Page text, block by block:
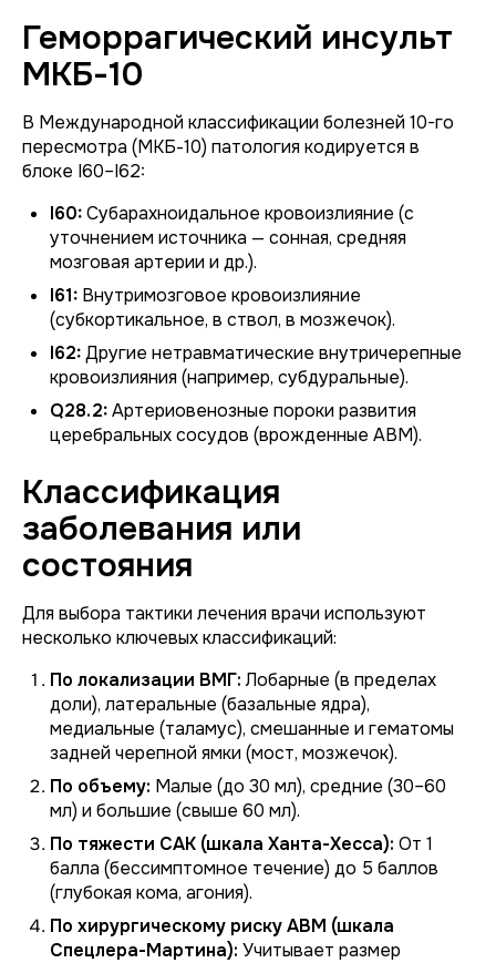
Геморрагический инсульт
МКБ-10
В Международной классификации болезней 10-го
пересмотра (МКБ-10) патология кодируется в
блоке I60–I62:
I60:Субарахноидальное кровоизлияние (с
уточнением источника — сонная, средняя
мозговая артерии и др.).
I61: Внутримозговое кровоизлияние
(субкортикальное, в ствол, в мозжечок).
I62:Другие нетравматические внутричерепные
кровоизлияния (например, субдуральные).
Q28.2:Артериовенозные пороки развития
церебральных сосудов (врожденные АВМ).
Классификация
заболевания или
состояния
Для выбора тактики лечения врачи используют
несколько ключевых классификаций:
По локализации ВМГ:Лобарные (в пределах
доли), латеральные (базальные ядра),
медиальные (таламус), смешанные и гематомы
задней черепной ямки (мост, мозжечок).
По объему: Малые (до 30 мл), средние (30–60
мл) и большие (свыше 60 мл).
По тяжести САК (шкала Ханта-Хесса): От 1
балла (бессимптомное течение) до 5 баллов
(глубокая кома, агония).
По хирургическому риску АВМ (шкала
Спецлера-Мартина): Учитывает размер